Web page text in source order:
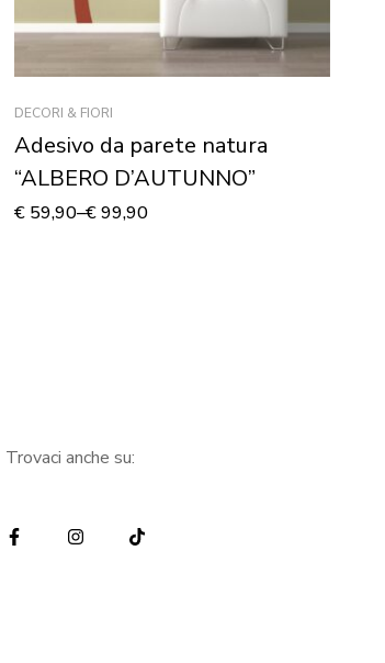
DECORI & FIORI
Adesivo da parete natura
“ALBERO D’AUTUNNO”
€59,90–€99,90
Trovaci anche su: